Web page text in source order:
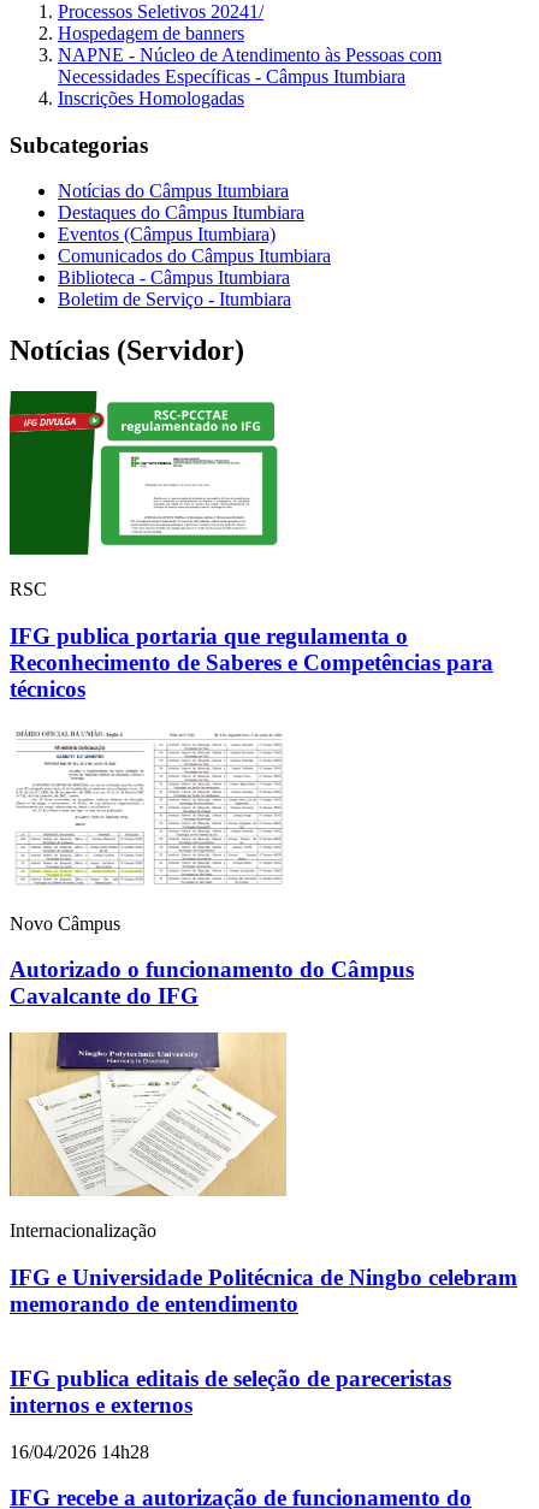
Processos Seletivos 20241/
Hospedagem de banners
NAPNE - Núcleo de Atendimento às Pessoas com
Necessidades Específicas - Câmpus Itumbiara
Inscrições Homologadas
Subcategorias
Notícias do Câmpus Itumbiara
Destaques do Câmpus Itumbiara
Eventos (Câmpus Itumbiara)
Comunicados do Câmpus Itumbiara
Biblioteca - Câmpus Itumbiara
Boletim de Serviço - Itumbiara
Notícias (Servidor)
RSC
IFG publica portaria que regulamenta o
Reconhecimento de Saberes e Competências para
técnicos
Novo Câmpus
Autorizado o funcionamento do Câmpus
Cavalcante do IFG
Internacionalização
IFG e Universidade Politécnica de Ningbo celebram
memorando de entendimento
IFG publica editais de seleção de pareceristas
internos e externos
16/04/2026 14h28
IFG recebe a autorização de funcionamento do